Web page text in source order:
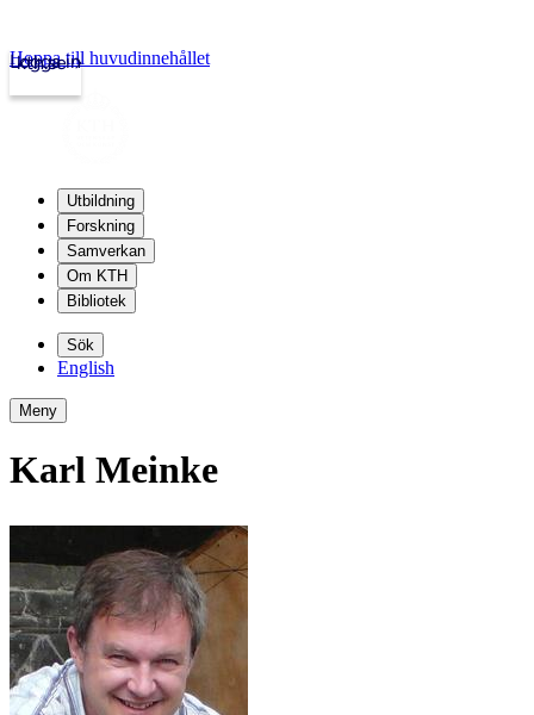
kth.se
Logga in
Hoppa till huvudinnehållet
Utbildning
Forskning
Samverkan
Om KTH
Bibliotek
Sök
English
Meny
Karl Meinke